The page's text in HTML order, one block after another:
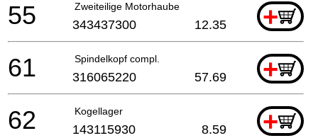
Zweiteilige Motorhaube +
55 343437300 12.35
Spindelkopf compl. +
61 316065220 57.69
Kogellager +
62 143115930 8.59